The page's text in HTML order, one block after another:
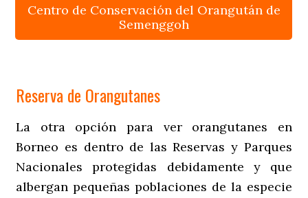
Centro de Conservación del Orangután de
Semenggoh
Reserva de Orangutanes
La otra opción para ver orangutanes en
Borneo es dentro de las Reservas y Parques
Nacionales protegidas debidamente y que
albergan pequeñas poblaciones de la especie